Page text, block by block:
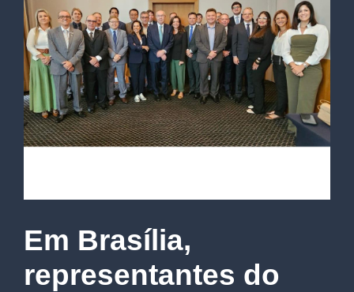
Em Brasília,
representantes do